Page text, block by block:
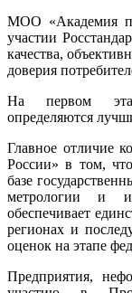
МОО «Академия
участии
качества,
доверия
На первом
определяются
Главное отличие
России» в том,
базе
метрологии и
обеспечивает
регионах и
оценок на этапе
Предприятия,